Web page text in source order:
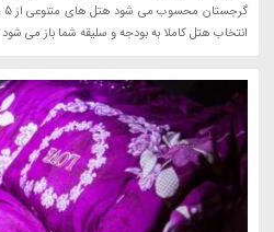
انتخاب هتل کاملا به بودجه و سلیقه شما باز می شود